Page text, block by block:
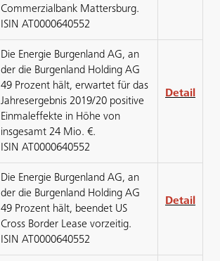
Commerzialbank Mattersburg.
ISIN AT0000640552
Die Energie Burgenland AG, an
der die Burgenland Holding AG
49 Prozent hält, erwartet für das
Jahresergebnis 2019/20 positive
Einmaleffekte in Höhe von
insgesamt 24 Mio. €.
ISIN AT0000640552
Detail
Die Energie Burgenland AG, an
der die Burgenland Holding AG
49 Prozent hält, beendet US
Cross Border Lease vorzeitig.
ISIN AT0000640552
Detail